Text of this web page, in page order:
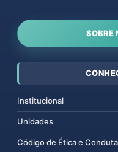
SOBRE
Institucional
Unidades
Código de Ética e Conduta